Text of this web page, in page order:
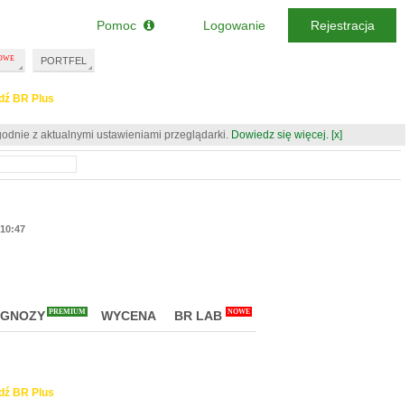
BR Plus
z aktualnymi ustawieniami przeglądarki. Dowiedz się więcej. [x]
10:47
PREMIUM WYCENA BR LAB NOWE
BR Plus
PORTFEL
Pomoc Logowanie Rejestracja